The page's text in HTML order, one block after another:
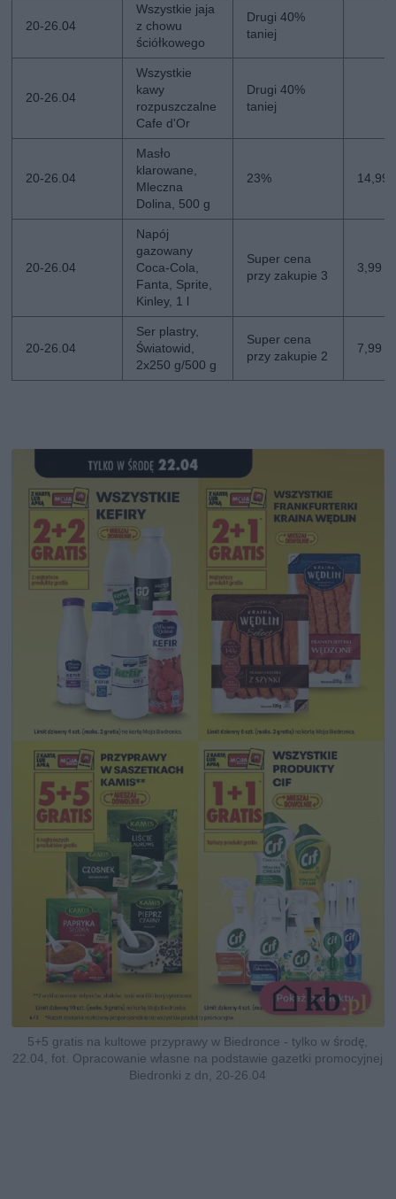
20-26.04
Wszystkie jaja
z chowu
ściółkowego
Drugi 40%
taniej
20-26.04
Wszystkie
kawy
rozpuszczalne
Cafe d'Or
Drugi 40%
taniej
20-26.04
Masło
klarowane,
Mleczna
Dolina, 500 g
23% 14,99
20-26.04
Napój
gazowany
Coca-Cola,
Fanta, Sprite,
Kinley, 1 l
Super cena
przy zakupie 3
3,99
20-26.04
Ser plastry,
Światowid,
2x250 g/500 g
Super cena
przy zakupie 2
7,99
5+5 gratis na kultowe przyprawy w Biedronce - tylko w środę,
22.04, fot. Opracowanie własne na podstawie gazetki promocyjnej
Biedronki z dn, 20-26.04